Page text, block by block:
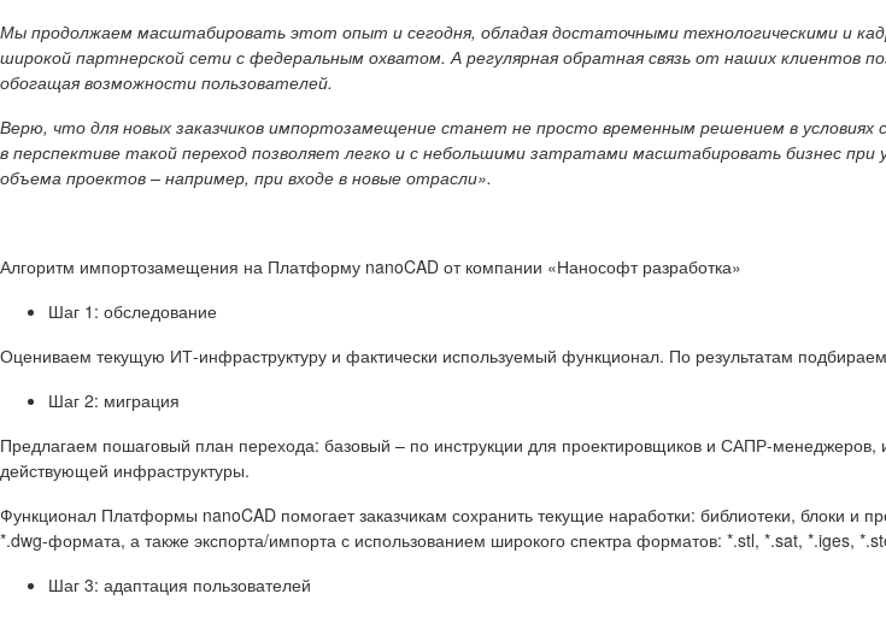
Мы продолжаем масштабировать этот опыт и сегодня, обладая достаточными технологическими и
широкой партнерской сети с федеральным охватом. А регулярная обратная связь от наших клиентов
обогащая возможности пользователей.
Верю, что для новых заказчиков импортозамещение станет не просто временным решением в условиях
в перспективе такой переход позволяет легко и с небольшими затратами масштабировать бизнес при
объема проектов – например, при входе в новые отрасли».
Алгоритм импортозамещения на Платформу nanoCAD от компании «Нанософт разработка»
Шаг 1: обследование
Оцениваем текущую ИТ-инфраструктуру и фактически используемый функционал. По результатам
Шаг 2: миграция
Предлагаем пошаговый план перехода: базовый – по инструкции для проектировщиков и САПР-менеджеров,
действующей инфраструктуры.
Функционал Платформы nanoCAD помогает заказчикам сохранить текущие наработки: библиотеки, блоки и
*.dwg-формата, а также экспорта/импорта с использованием широкого спектра форматов: *.stl, *.sat, *.iges,
Шаг 3: адаптация пользователей